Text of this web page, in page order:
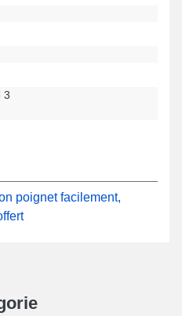
situations. La couleur verte
Ce bracelet combine
sa fermeture velcro fiable, et sa
Xiaomi. Grâce à son
s'harmonise en toute simplicité
un confort optimal.
3
poignet facilement,